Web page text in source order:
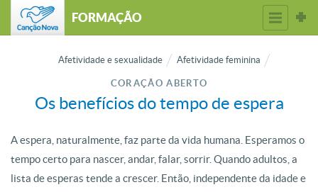
FORMAÇÃO
Afetividade e sexualidade Afetividade feminina
CORAÇÃO ABERTO
Os benefícios do tempo de espera
A espera, naturalmente, faz parte da vida humana. Esperamos o
tempo certo para nascer, andar, falar, sorrir. Quando adultos, a
lista de esperas tende a crescer. Então, independente da idade e